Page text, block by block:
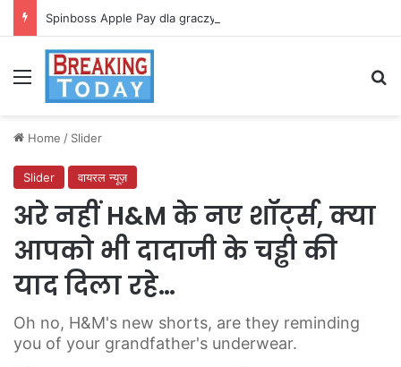
Spinboss Apple Pay dla graczy na iPhone
Menu
Home / Slider
Slider वायरल न्यूज़
अरे नहीं H&M के नए शॉर्ट्स, क्या
आपको भी दादाजी के चड्ढी की
याद दिला रहे…
Oh no, H&M's new shorts, are they reminding
you of your grandfather's underwear.